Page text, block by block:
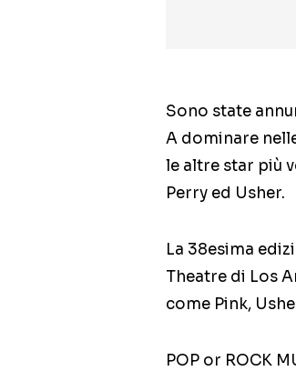
Sono state
A dominare
le altre star più
Perry ed Usher.
La 38esima
Theatre di Los
come Pink,
POP or ROCK